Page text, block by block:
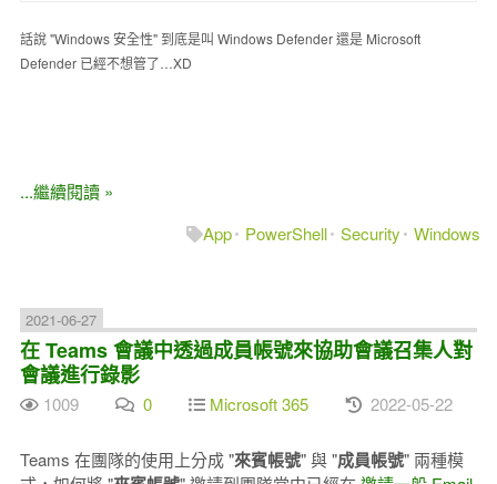
話說 "Windows 安全性" 到底是叫 Windows Defender 還是 Microsoft
Defender 已經不想管了…XD
...繼續閱讀 »
App
PowerShell Security Windows
2021-06-27
在 Teams 會議中透過成員帳號來協助會議召集人對
會議進行錄影
1009 0 Microsoft 365 2022-05-22
Teams 在團隊的使用上分成 "來賓帳號" 與 "成員帳號" 兩種模